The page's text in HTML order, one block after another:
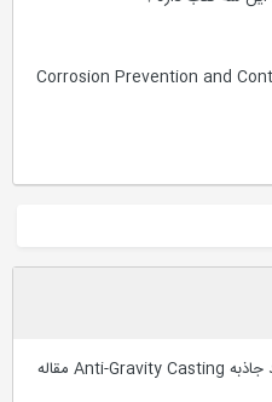
. Corrosion Prevention and
دوستان کسی در مورد ریخته گری ضد جاذبه Anti-Gravity Casting مقاله